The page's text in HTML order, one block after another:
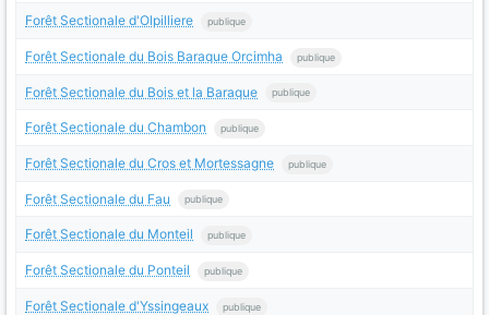
Forêt Sectionale d'Olpilliere publique
Forêt Sectionale du Bois Baraque Orcimha publique
Forêt Sectionale du Bois et la Baraque publique
Forêt Sectionale du Chambon publique
Forêt Sectionale du Cros et Mortessagne publique
Forêt Sectionale du Fau publique
Forêt Sectionale du Monteil publique
Forêt Sectionale du Ponteil publique
Forêt Sectionale d'Yssingeaux publique